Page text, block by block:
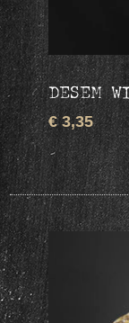
DESEM
€ 3,35